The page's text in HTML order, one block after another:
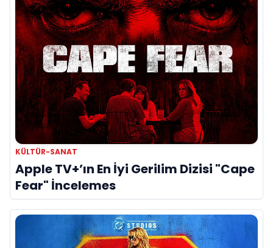
KÜLTÜR-SANAT
Apple TV+’ın En İyi Gerilim Dizisi "Cape
Fear" İncelemes